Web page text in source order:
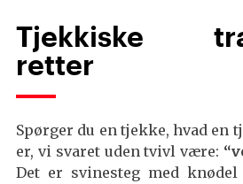
Tjekkiske
retter
Spørger du en tjekke, hvad en
er, vi svaret uden tvivl være:
Det er svinesteg med